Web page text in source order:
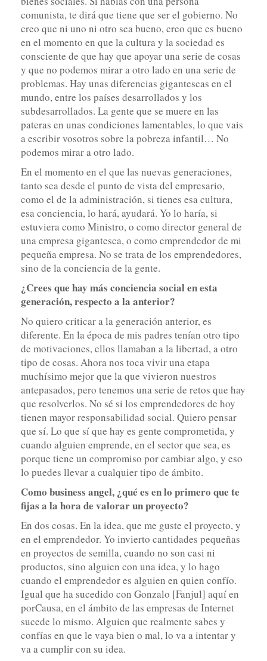
comunista, te dirá que tiene que ser el gobierno. No
creo que ni uno ni otro sea bueno, creo que es bueno
en el momento en que la cultura y la sociedad es
consciente de que hay que apoyar una serie de cosas
y que no podemos mirar a otro lado en una serie de
problemas. Hay unas diferencias gigantescas en el
mundo, entre los países desarrollados y los
subdesarrollados. La gente que se muere en las
pateras en unas condiciones lamentables, lo que vais
a escribir vosotros sobre la pobreza infantil… No
podemos mirar a otro lado.
En el momento en el que las nuevas generaciones,
tanto sea desde el punto de vista del empresario,
como el de la administración, si tienes esa cultura,
esa conciencia, lo hará, ayudará. Yo lo haría, si
estuviera como Ministro, o como director general de
una empresa gigantesca, o como emprendedor de mi
pequeña empresa. No se trata de los emprendedores,
sino de la conciencia de la gente.
¿Crees que hay más conciencia social en esta
generación, respecto a la anterior?
No quiero criticar a la generación anterior, es
diferente. En la época de mis padres tenían otro tipo
de motivaciones, ellos llamaban a la libertad, a otro
tipo de cosas. Ahora nos toca vivir una etapa
muchísimo mejor que la que vivieron nuestros
antepasados, pero tenemos una serie de retos que hay
que resolverlos. No sé si los emprendedores de hoy
tienen mayor responsabilidad social. Quiero pensar
que sí. Lo que sí que hay es gente comprometida, y
cuando alguien emprende, en el sector que sea, es
porque tiene un compromiso por cambiar algo, y eso
lo puedes llevar a cualquier tipo de ámbito.
Como business angel, ¿qué es en lo primero que te
fijas a la hora de valorar un proyecto?
En dos cosas. En la idea, que me guste el proyecto, y
en el emprendedor. Yo invierto cantidades pequeñas
en proyectos de semilla, cuando no son casi ni
productos, sino alguien con una idea, y lo hago
cuando el emprendedor es alguien en quien confío.
Igual que ha sucedido con Gonzalo [Fanjul] aquí en
porCausa, en el ámbito de las empresas de Internet
sucede lo mismo. Alguien que realmente sabes y
confías en que le vaya bien o mal, lo va a intentar y
va a cumplir con su idea.